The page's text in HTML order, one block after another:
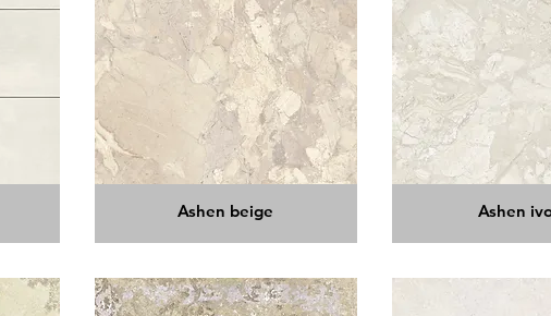
Ashen beige Ashen